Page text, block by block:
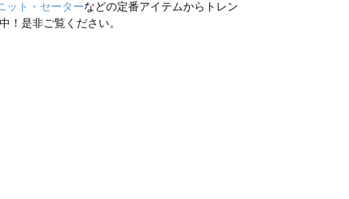
ット・セーターなどの定番アイテムからトレン
！是非ご覧ください。